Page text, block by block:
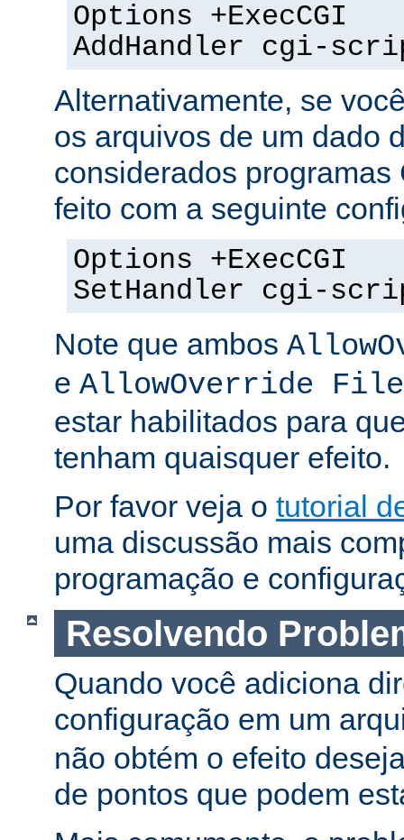
Options +ExecCGI
AddHandler cgi-
Alternativamente, se
os arquivos de um dado
considerados programas
feito com a seguinte
Options +ExecCGI
SetHandler cgi-
Note que ambos
e AllowOverride
estar habilitados para
tenham quaisquer efeito.
Por favor veja o tutorial
uma discussão mais
programação e
Resolvendo
Quando você adiciona
configuração em um
não obtém o efeito
de pontos que podem